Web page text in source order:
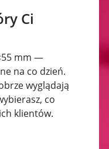
Ci
mm —
na co dzień.
wyglądają
co
klientów.